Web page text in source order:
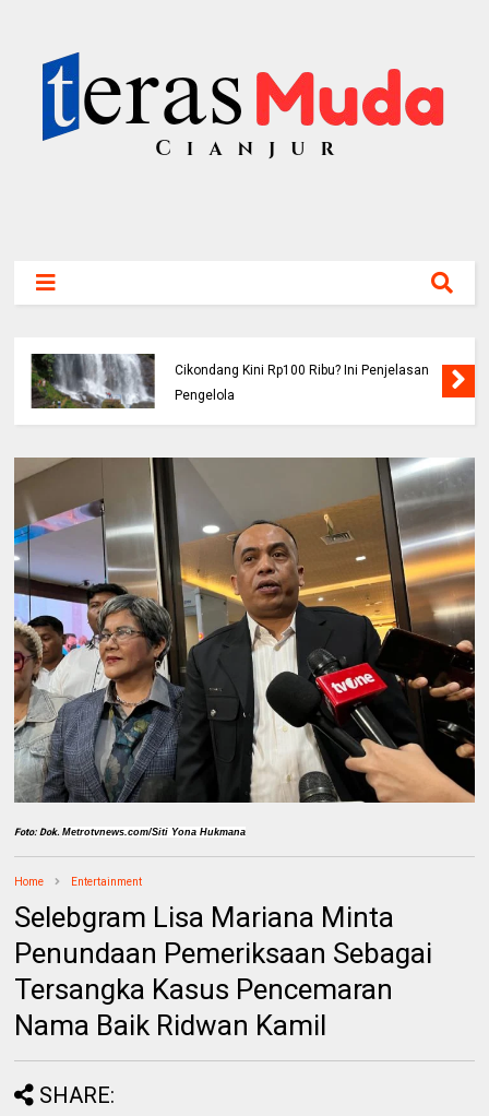
Cikondang Kini Rp100 Ribu? Ini Penjelasan
Pengelola
Foto: Dok.Metrotvnews.com/Siti Yona Hukmana
Home Entertainment
Selebgram Lisa Mariana Minta
Penundaan Pemeriksaan Sebagai
Tersangka Kasus Pencemaran
Nama Baik Ridwan Kamil
SHARE: